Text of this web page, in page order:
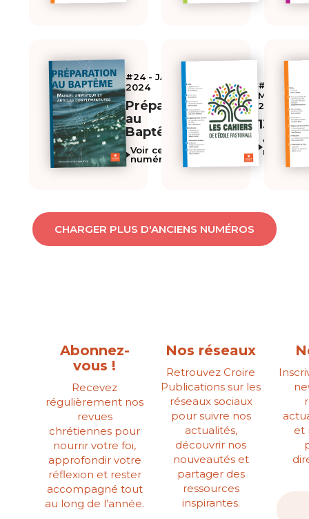
#24 - JANVIER
2024
Préparation
au
Baptême
Voir ce
numéro
#131 -
MAI
2024
131
Voir ce
numéro
CHARGER PLUS D'ANCIENS NUMÉROS
Abonnez-
vous !
Recevez
régulièrement nos
revues
chrétiennes pour
nourrir votre foi,
approfondir votre
réflexion et rester
accompagné tout
au long de l’année.
Nos réseaux
Retrouvez Croire
Publications sur les
réseaux sociaux
pour suivre nos
actualités,
découvrir nos
nouveautés et
partager des
ressources
inspirantes.
et